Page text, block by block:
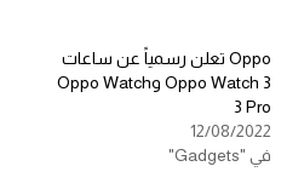
Oppo تعلن رسمياً عن ساعات
Oppo Watch 3 وOppo Watch
3 Pro
12/08/2022
في "Gadgets"